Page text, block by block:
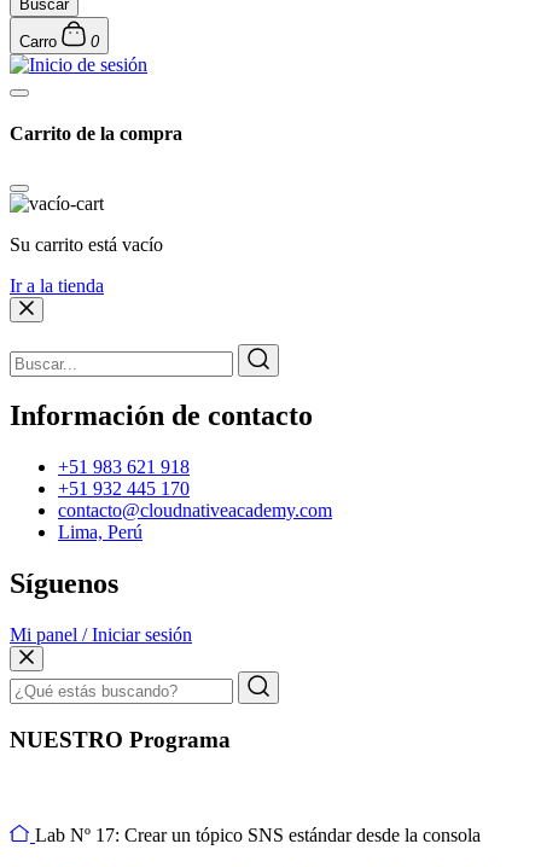
Buscar
Carro 0
Carrito de la compra
Su carrito está vacío
Ir a la tienda
Información de contacto
+51 983 621 918
+51 932 445 170
contacto@cloudnativeacademy.com
Lima, Perú
Síguenos
Mi panel / Iniciar sesión
NUESTRO Programa
Lab Nº 17: Crear un tópico SNS estándar desde la consola